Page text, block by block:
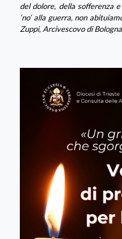
del dolore, della sofferenza
‘no’ alla guerra, non
Zuppi, Arcivescovo di